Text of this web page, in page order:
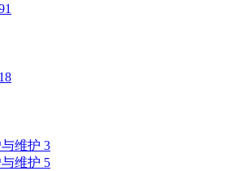
维护 3
维护 5